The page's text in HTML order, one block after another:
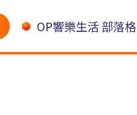
OP響樂生活 部落格